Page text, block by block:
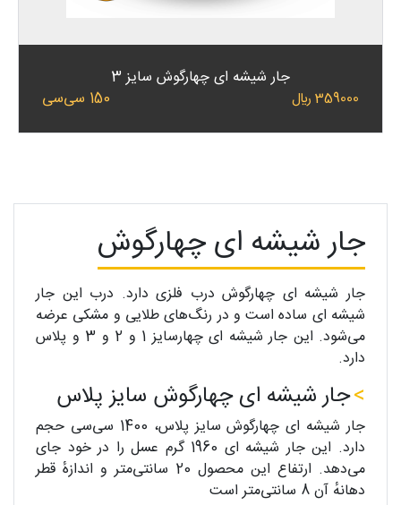
جار شیشه ای چهارگوش سایز 3
359000 ﷼ 150 سی‌سی
جار شیشه ای چهارگوش
جار شیشه ای چهارگوش درب فلزی دارد. درب این جار
شیشه ای ساده است و در رنگ‌های طلایی و مشکی عرضه
می‌شود. این جار شیشه ای چهارسایز 1 و 2 و 3 و پلاس
دارد.
جار شیشه ای چهارگوش سایز پلاس
جار شیشه ای چهارگوش سایز پلاس، 1400 سی‌سی حجم
دارد. این جار شیشه ای 1960 گرم عسل را در خود جای
می‌دهد. ارتفاع این محصول 20 سانتی‌متر و اندازهٔ قطر
دهانهٔ آن 8 سانتی‌متر است